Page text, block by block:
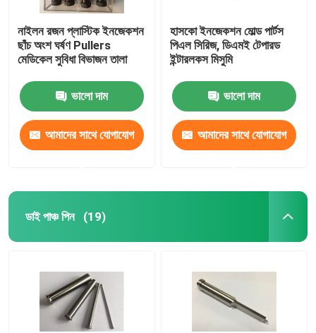
নাইলন রজন প্লাস্টিক ইনজেকশন
ছাঁচ অংশ ঘর্ষণ Pullers
মেডিকেল সুবিধা বিভাজন তালা
ভালো দাম
আমাদের সাথে যোগাযোগ
হাসকো ইনজেকশন মোল্ড পার্টস
পিএল সিরিজ, ডিএমই টেপারড
ইন্টারলকস মিসুমি
ভালো দাম
আমাদের সাথে যোগাযোগ
ডাই পাঞ্চ পিন (19)